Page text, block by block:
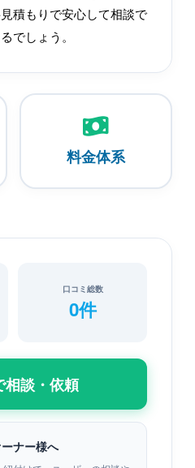
積もりで安心して相談で
でしょう。
料金体系
口コミ総数
0件
相談・依頼
ナー様へ